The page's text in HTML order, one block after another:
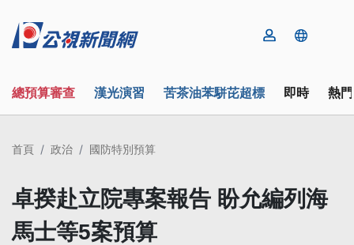
總預算審查 漢光演習 苦茶油苯駢芘超標 即時 熱
首頁 政治 國防特別預算
卓揆赴立院專案報告 盼允編列海
馬士等5案預算